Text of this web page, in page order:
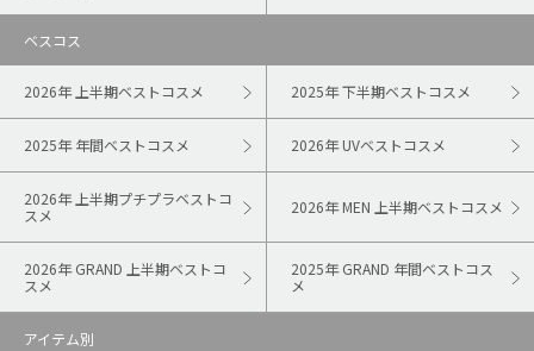
ベスコス
2026年 上半期ベストコスメ 2025年 下半期ベストコスメ
2025年 年間ベストコスメ 2026年 UVベストコスメ
2026年 上半期プチプラベストコ
スメ
2026年 MEN 上半期ベストコスメ
2026年 GRAND 上半期ベストコ
スメ
2025年 GRAND 年間ベストコス
メ
アイテム別